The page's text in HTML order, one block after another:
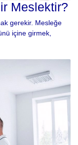
Meslektir?
gerekir. Mesleğe
içine girmek,